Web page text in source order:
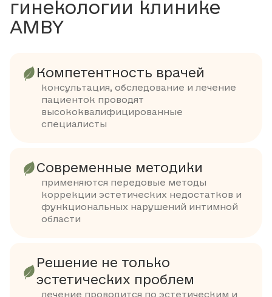
гинекологии клинике
AMBY
Компетентность врачей
консультация, обследование и лечение
пациенток проводят
высококвалифицированные
специалисты
Современные методики
применяются передовые методы
коррекции эстетических недостатков и
функциональных нарушений интимной
области
Решение не только
эстетических проблем